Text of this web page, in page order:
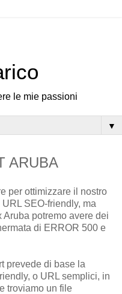
le mie passioni
▼
ARUBA
per ottimizzare il nostro
SEO-friendly, ma
potremo avere dei
di ERROR 500 e
prevede di base la
o URL semplici, in
troviamo un file